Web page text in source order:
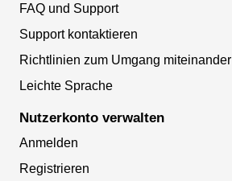
FAQ und Support
Support kontaktieren
Richtlinien zum Umgang miteinander
Leichte Sprache
Nutzerkonto verwalten
Anmelden
Registrieren